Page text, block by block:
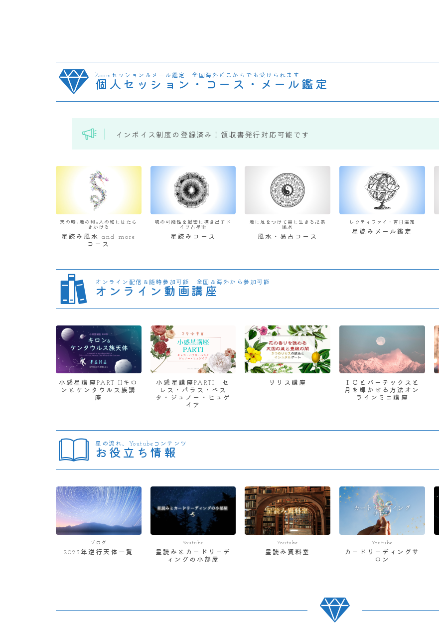
Zoomセッション＆メール鑑定 全国海外どこからでも受けられます
個人セッション・コース・メール鑑定
インボイス制度の登録済み！領収書発行対応可能です
天の時×地の利×人の和にはたら
きかける
星読み風水 and more
コース
魂の可能性を緻密に描き出すド
イツ占星術
星読みコース
地に足をつけて楽に生きる卍易
風水
風水・易占コース
レクティファイ・吉日選定
星読みメール鑑定
オンライン配信＆随時参加可能 全国＆海外から参加可能
オンライン動画講座
小惑星講座PART IIキロ
ンとケンタウルス族講
座
小惑星講座PARTI セ
レス・パラス・ベス
タ・ジュノー・ヒュゲ
イア
リリス講座
ＩＣとバーテックスと
月を輝かせる方法オン
ラインミニ講座
星の流れ、Youtubeコンテンツ
お役立ち情報
ブログ
2023年逆行天体一覧
Youtube
星読みとカードリーデ
ィングの小部屋
Youtube
星読み資料室
Youtube
カードリーディングサ
ロン